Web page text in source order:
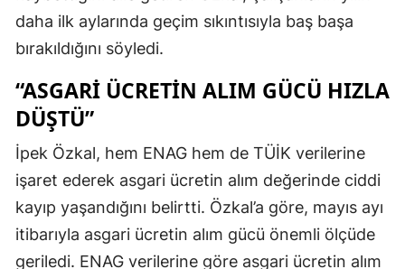
daha ilk aylarında geçim sıkıntısıyla baş başa
bırakıldığını söyledi.
“ASGARI ÜCRETIN ALIM GÜCÜ HIZLA
DÜŞTÜ”
İpek Özkal, hem ENAG hem de TÜİK verilerine
işaret ederek asgari ücretin alım değerinde ciddi
kayıp yaşandığını belirtti. Özkal’a göre, mayıs ayı
itibarıyla asgari ücretin alım gücü önemli ölçüde
geriledi. ENAG verilerine göre asgari ücretin alım